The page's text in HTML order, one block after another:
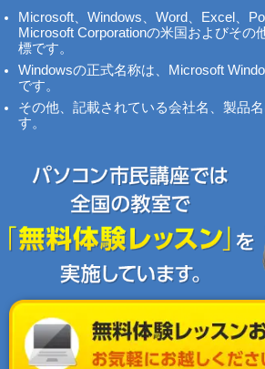
Microsoft、Windows、Word、Excel、
Microsoft Corporationの米国およびその
標です。
Windowsの正式名称は、Microsoft
です。
その他、記載されている会社名、製品
す。